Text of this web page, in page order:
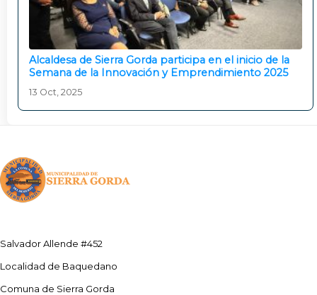
Alcaldesa de Sierra Gorda participa en el inicio de la
Semana de la Innovación y Emprendimiento 2025
13 Oct, 2025
Salvador Allende #452
Localidad de Baquedano
Comuna de Sierra Gorda